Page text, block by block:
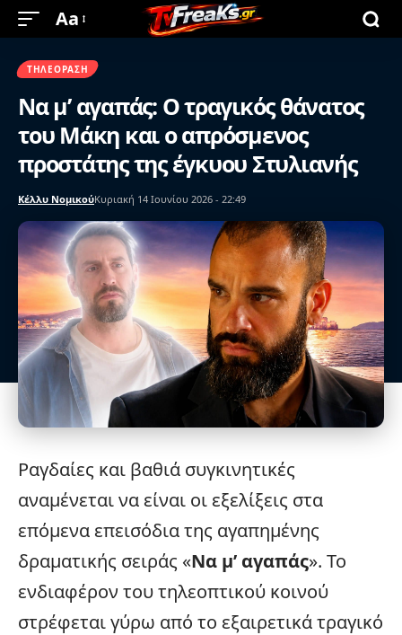
Aa
ΤΗΛΕΌΡΑΣΗ
Να μ’ αγαπάς: Ο τραγικός θάνατος
του Μάκη και ο απρόσμενος
προστάτης της έγκυου Στυλιανής
Κέλλυ ΝομικούΚυριακή 14 Ιουνίου 2026 - 22:49
Ραγδαίες και βαθιά συγκινητικές
αναμένεται να είναι οι εξελίξεις στα
επόμενα επεισόδια της αγαπημένης
δραματικής σειράς «Να μ’ αγαπάς». Το
ενδιαφέρον του τηλεοπτικού κοινού
στρέφεται γύρω από το εξαιρετικά τραγικό